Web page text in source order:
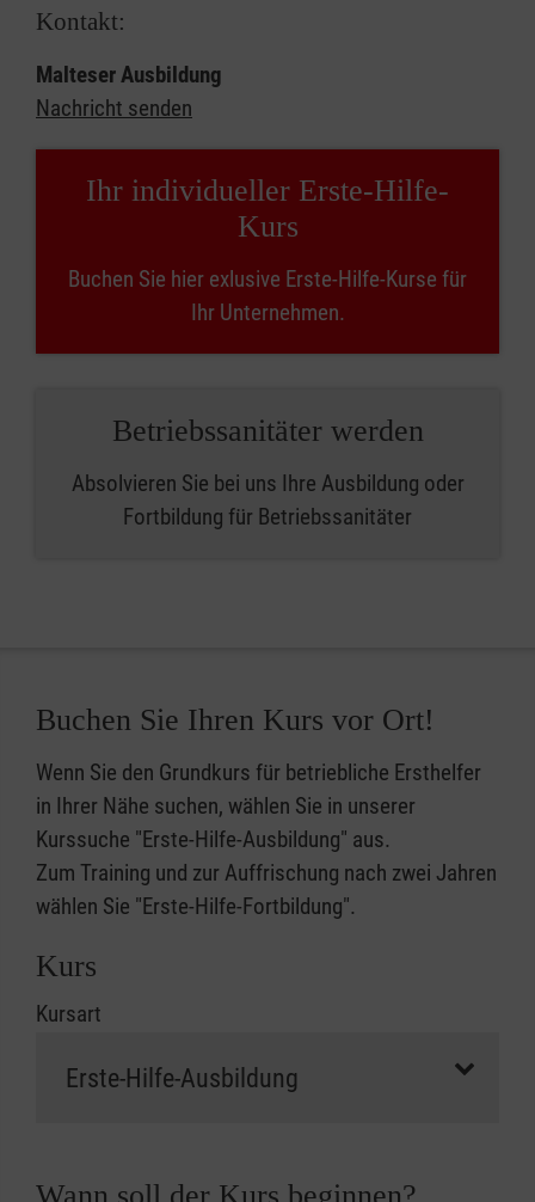
Kontakt:
Malteser Ausbildung
Nachricht senden
Ihr individueller Erste-Hilfe-
Kurs
Buchen Sie hier exlusive Erste-Hilfe-Kurse für
Ihr Unternehmen.
Betriebssanitäter werden
Absolvieren Sie bei uns Ihre Ausbildung oder
Fortbildung für Betriebssanitäter
Buchen Sie Ihren Kurs vor Ort!
Wenn Sie den Grundkurs für betriebliche Ersthelfer
in Ihrer Nähe suchen, wählen Sie in unserer
Kurssuche "Erste-Hilfe-Ausbildung" aus.
Zum Training und zur Auffrischung nach zwei Jahren
wählen Sie "Erste-Hilfe-Fortbildung".
Kurs
Kursart